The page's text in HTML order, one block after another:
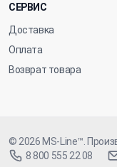
СЕРВИС
Доставка
Оплата
Возврат товара
© 2026 MS-Line™ .
8 800 555 22 08